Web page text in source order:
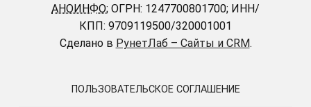
АНОИНФО; ОГРН: 1247700801700; ИНН/
КПП: 9709119500/320001001
Сделано в РунетЛаб – Сайты и CRM.
ПОЛЬЗОВАТЕЛЬСКОЕ СОГЛАШЕНИЕ